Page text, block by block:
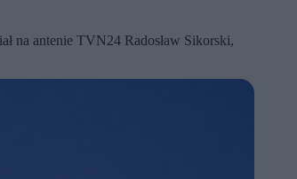
na antenie TVN24 Radosław Sikorski,